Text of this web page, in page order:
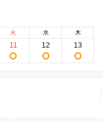
火
11
水
12
木
13